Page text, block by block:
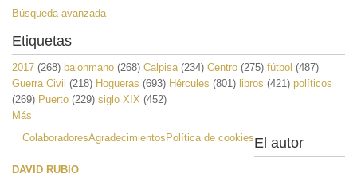
Búsqueda avanzada
Etiquetas
2017 (268) balonmano (268) Calpisa(234) Centro (275) fútbol (487)
Guerra Civil (218) Hogueras (693) Hércules (801) libros (421) políticos
(269) Puerto (229) siglo XIX (452)
Más
ColaboradoresAgradecimientos Política de cookiesEl autor
DAVID RUBIO